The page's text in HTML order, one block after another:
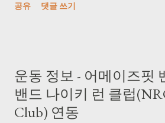
문에 프로그램으로는 촬영이 안 되는 것
상이 있긴 해도 괜찮았다. (2)
> http://
22.html 이 걸로 잘 사용했다. 3초마다 한
공유 댓글 쓰기
운동 정보 - 어메이즈핏
밴드 나이키 런 클럽
Club) 연동